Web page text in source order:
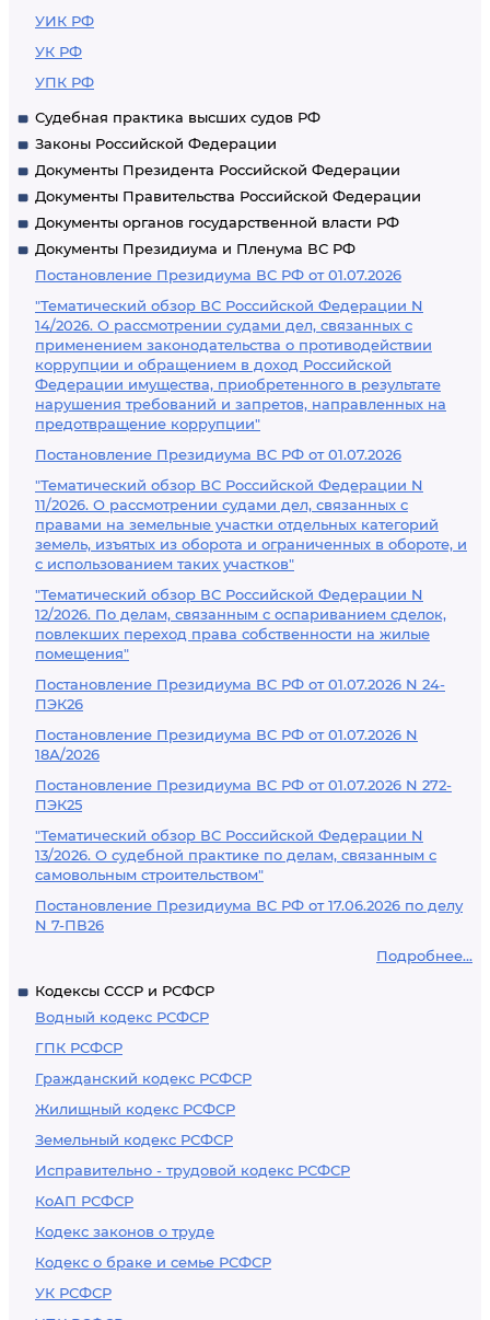
УИК РФ
УК РФ
УПК РФ
Судебная практика высших судов РФ
Законы Российской Федерации
Документы Президента Российской Федерации
Документы Правительства Российской Федерации
Документы органов государственной власти РФ
Документы Президиума и Пленума ВС РФ
Постановление Президиума ВС РФ от 01.07.2026
"Тематический обзор ВС Российской Федерации N
14/2026. О рассмотрении судами дел, связанных с
применением законодательства о противодействии
коррупции и обращением в доход Российской
Федерации имущества, приобретенного в результате
нарушения требований и запретов, направленных на
предотвращение коррупции"
Постановление Президиума ВС РФ от 01.07.2026
"Тематический обзор ВС Российской Федерации N
11/2026. О рассмотрении судами дел, связанных с
правами на земельные участки отдельных категорий
земель, изъятых из оборота и ограниченных в обороте, и
с использованием таких участков"
"Тематический обзор ВС Российской Федерации N
12/2026. По делам, связанным с оспариванием сделок,
повлекших переход права собственности на жилые
помещения"
Постановление Президиума ВС РФ от 01.07.2026 N 24-
ПЭК26
Постановление Президиума ВС РФ от 01.07.2026 N
18А/2026
Постановление Президиума ВС РФ от 01.07.2026 N 272-
ПЭК25
"Тематический обзор ВС Российской Федерации N
13/2026. О судебной практике по делам, связанным с
самовольным строительством"
Постановление Президиума ВС РФ от 17.06.2026 по делу
N 7-ПВ26
Подробнее...
Кодексы СССР и РСФСР
Водный кодекс РСФСР
ГПК РСФСР
Гражданский кодекс РСФСР
Жилищный кодекс РСФСР
Земельный кодекс РСФСР
Исправительно - трудовой кодекс РСФСР
КоАП РСФСР
Кодекс законов о труде
Кодекс о браке и семье РСФСР
УК РСФСР